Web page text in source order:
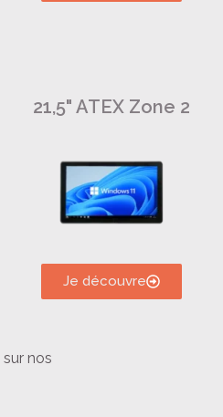
21,5" ATEX Zone 2
Je découvre
sur nos